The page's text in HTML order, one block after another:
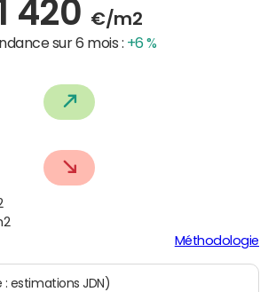
420 €/m2
sur 6 mois : +6 %
Méthodologie
: estimations JDN)